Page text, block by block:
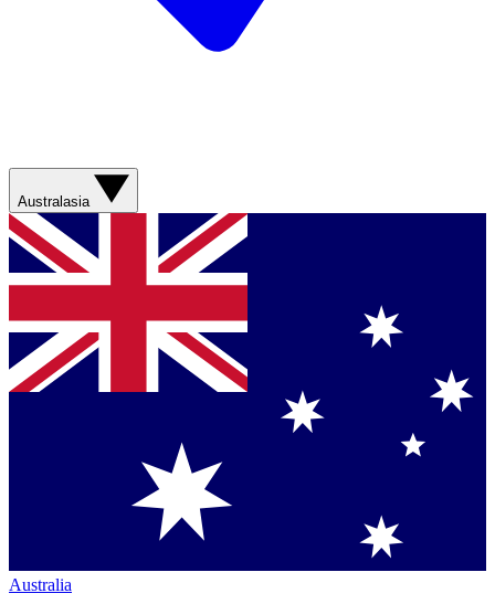
Australasia
Australia